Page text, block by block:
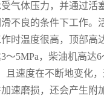
体压力，并通过活塞
不良的条件下工作。
时温度很高，顶部高
～5MPa，柴油机高达
且速度在不断地变化
速磨损，还会产生附